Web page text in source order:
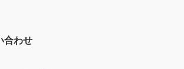
合わせ